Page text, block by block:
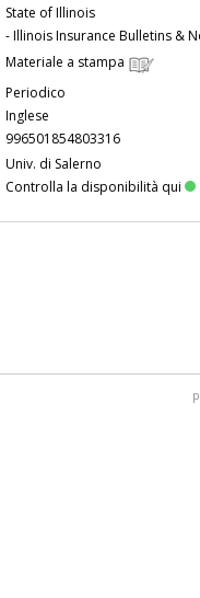
State of Illinois
- Illinois Insurance Bulletins &
Materiale a stampa
Periodico
Inglese
996501854803316
Univ. di Salerno
Controlla la disponibilità qui